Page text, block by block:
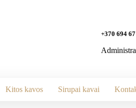
+370 694
Kitos kavos Sirupai kavai